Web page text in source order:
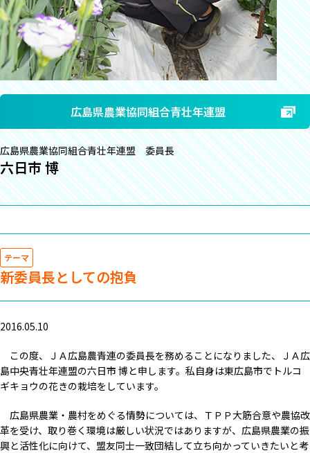
広島県農業協同組合青壮年連盟
広島県農業協同組合青壮年連盟 委員長
六日市 博
テーマ
新委員長としての抱負
2016.05.10
この度、ＪＡ広島農青連の委員長を務めることになりました、ＪＡ広
島中央青壮年連盟の六日市 博と申します。私自身は東広島市でトルコ
ギキョウの花きの栽培をしています。
広島県農業・農村をめぐる情勢については、ＴＰＰ大筋合意や農協改
革を受け、取り巻く環境は厳しい状況ではありますが、広島県農業の振
興と活性化に向けて、盟友同士一致団結して立ち向かっていきたいと考